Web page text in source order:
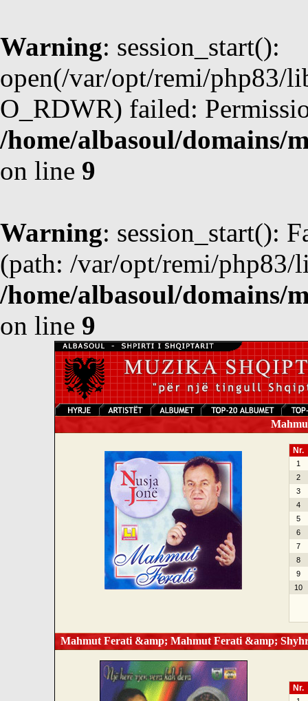
Warning: session_start():
open(/var/opt/remi/php83/
O_RDWR) failed:
/home/albasoul/domains/
on line 9
Warning: session_start():
(path: /var/opt/remi/php83/
/home/albasoul/domains/
on line 9
Nr.
1
2
3
4
5
6
7
8
9
10
Mahmut Ferati &amp; Mahmut Ferati &amp;
Nr.